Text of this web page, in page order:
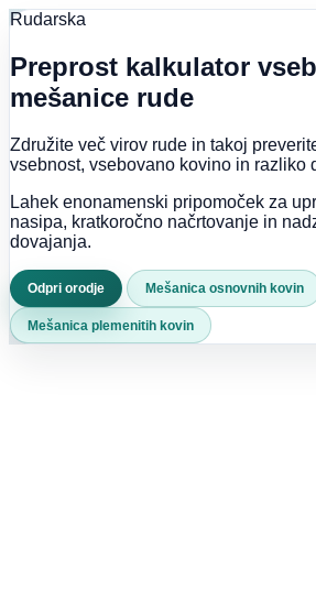
Rudarska
Preprost kalkulator
mešanice rude
Združite več virov rude in takoj
vsebnost, vsebovano kovino in razliko
Lahek enonamenski pripomoček za
nasipa, kratkoročno načrtovanje in
dovajanja.
Odpri orodje Mešanica osnovnih kovin
Mešanica plemenitih kovin